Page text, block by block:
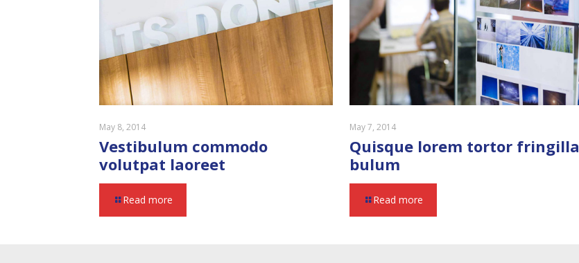
May 8, 2014
Vestibulum commodo
volutpat laoreet
Read more
May 7, 2014
Quisque lorem tortor fringilla
bulum
Read more